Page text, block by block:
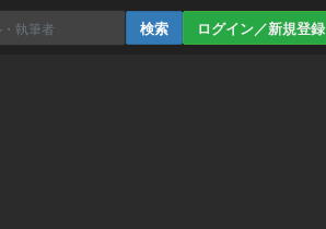
ログイン／新規登録